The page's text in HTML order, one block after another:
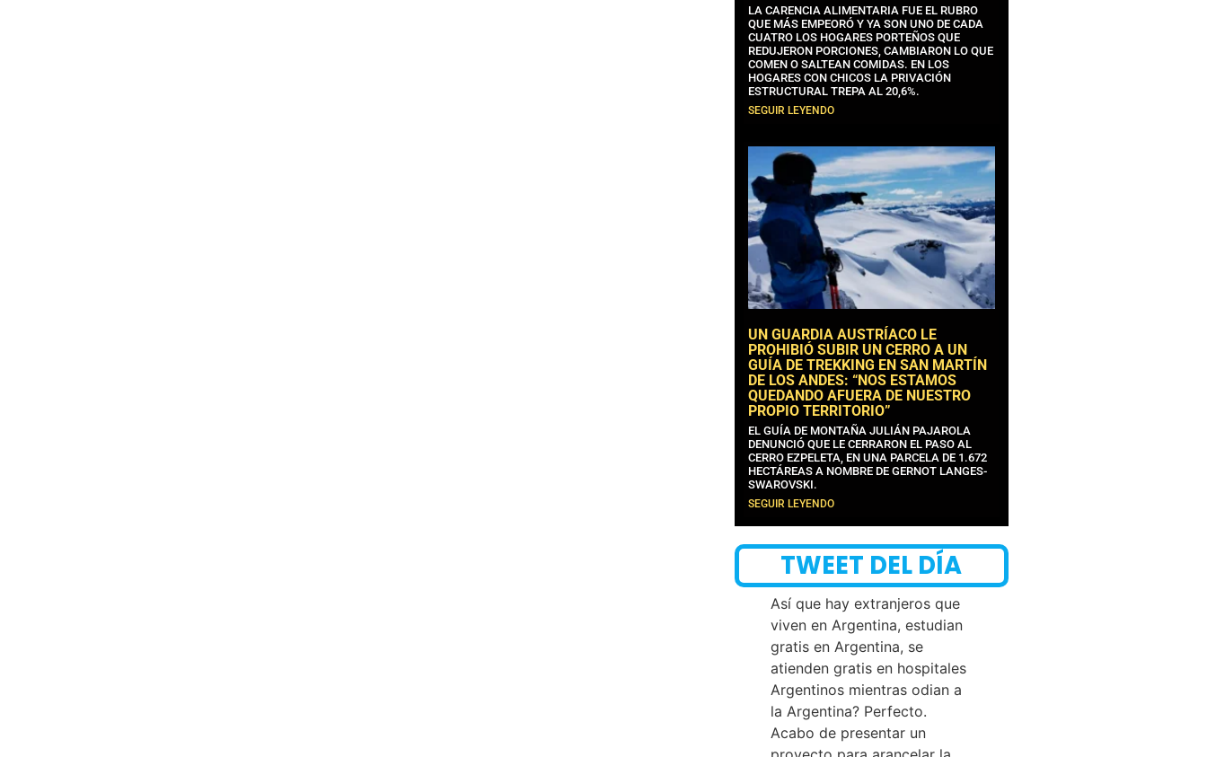
LA CARENCIA ALIMENTARIA FUE EL RUBRO
QUE MÁS EMPEORÓ Y YA SON UNO DE CADA
CUATRO LOS HOGARES PORTEÑOS QUE
REDUJERON PORCIONES, CAMBIARON LO QUE
COMEN O SALTEAN COMIDAS. EN LOS
HOGARES CON CHICOS LA PRIVACIÓN
ESTRUCTURAL TREPA AL 20,6%.
SEGUIR LEYENDO
UN GUARDIA AUSTRÍACO LE
PROHIBIÓ SUBIR UN CERRO A UN
GUÍA DE TREKKING EN SAN MARTÍN
DE LOS ANDES: “NOS ESTAMOS
QUEDANDO AFUERA DE NUESTRO
PROPIO TERRITORIO”
EL GUÍA DE MONTAÑA JULIÁN PAJAROLA
DENUNCIÓ QUE LE CERRARON EL PASO AL
CERRO EZPELETA, EN UNA PARCELA DE 1.672
HECTÁREAS A NOMBRE DE GERNOT LANGES-
SWAROVSKI.
SEGUIR LEYENDO
TWEET DEL DÍA
Así que hay extranjeros que
viven en Argentina, estudian
gratis en Argentina, se
atienden gratis en hospitales
Argentinos mientras odian a
la Argentina? Perfecto.
Acabo de presentar un